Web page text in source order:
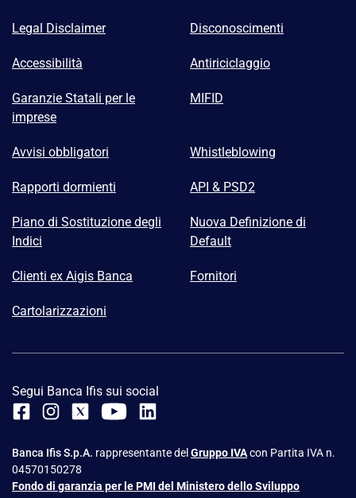
Legal Disclaimer Disconoscimenti
Accessibilità Antiriciclaggio
Garanzie Statali per le
imprese
MIFID
Avvisi obbligatori Whistleblowing
Rapporti dormienti API & PSD2
Piano di Sostituzione degli
Indici
Nuova Definizione di
Default
Clienti ex Aigis Banca Fornitori
Cartolarizzazioni
Segui Banca Ifis sui social
Banca Ifis S.p.A. rappresentante del Gruppo IVAcon Partita IVA n.
04570150278
Fondo di garanzia per le PMI del Ministero dello Sviluppo